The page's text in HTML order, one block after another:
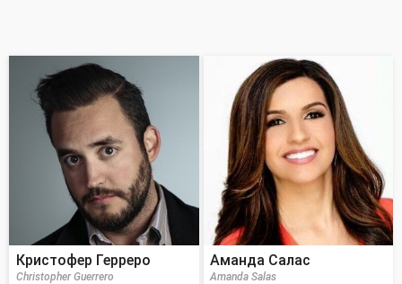
Кристофер Герреро
Christopher Guerrero
Аманда Салас
Amanda Salas